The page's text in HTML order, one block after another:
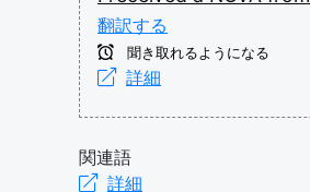
翻訳する
聞き取れるようになる
詳細
関連語
詳細